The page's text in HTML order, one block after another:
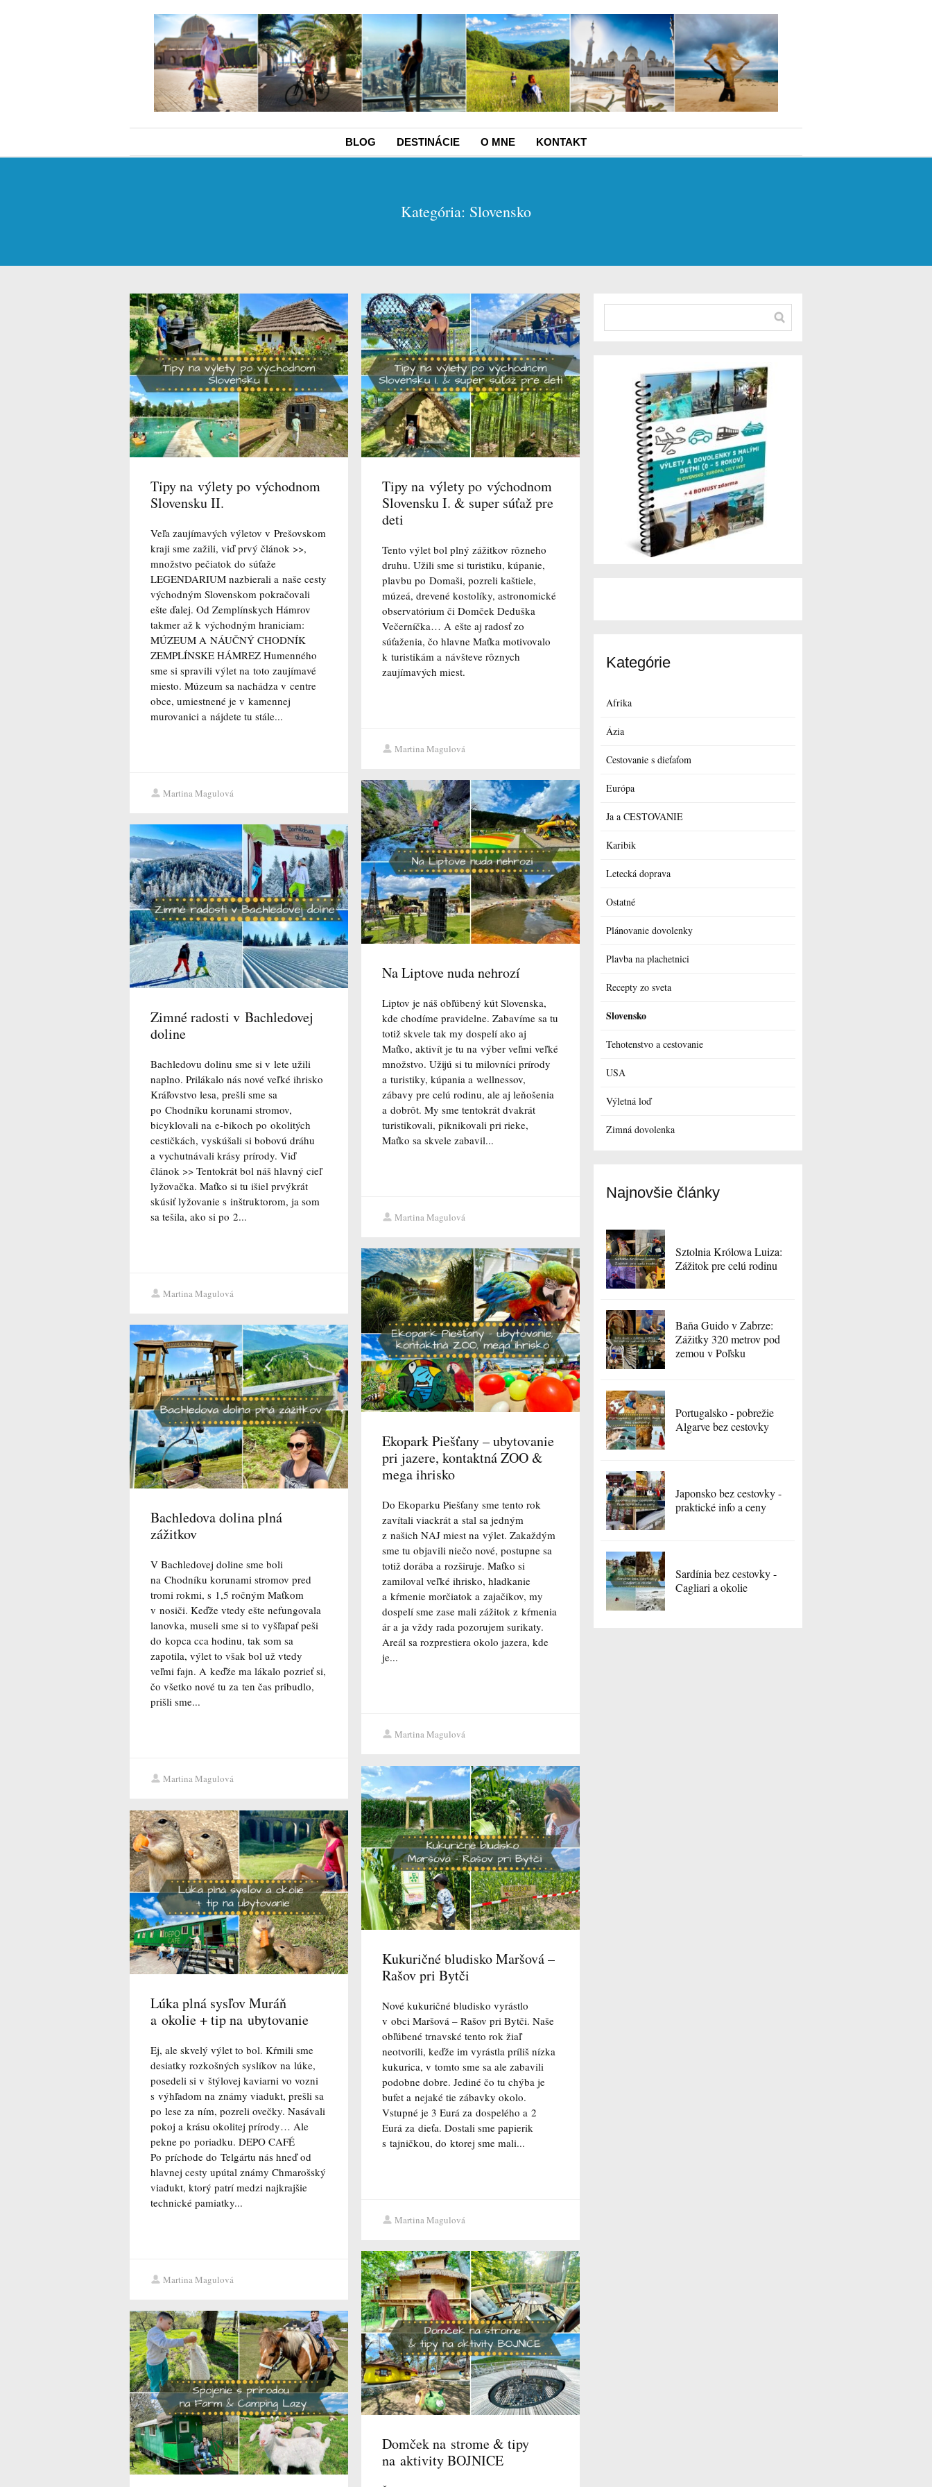
BLOG DESTINÁCIE O MNE KONTAKT
Kategória: Slovensko
Tipy na výlety po východnom
Slovensku II.
Veľa zaujímavých výletov v Prešovskom
kraji sme zažili, viď prvý článok >>,
množstvo pečiatok do súťaže
LEGENDARIUM nazbierali a naše cesty
východným Slovenskom pokračovali
ešte ďalej. Od Zemplínskych Hámrov
takmer až k východným hraniciam:
MÚZEUM A NÁUČNÝ CHODNÍK
ZEMPLÍNSKE HÁMREZ Humenného
sme si spravili výlet na toto zaujímavé
miesto. Múzeum sa nachádza v centre
obce, umiestnené je v kamennej
murovanici a nájdete tu stále...
Martina Magulová
Tipy na výlety po východnom
Slovensku I. & super súťaž pre
deti
Tento výlet bol plný zážitkov rôzneho
druhu. Užili sme si turistiku, kúpanie,
plavbu po Domaši, pozreli kaštiele,
múzeá, drevené kostolíky, astronomické
observatórium či Domček Deduška
Večerníčka… A ešte aj radosť zo
súťaženia, čo hlavne Maťka motivovalo
k turistikám a návšteve rôznych
zaujímavých miest.
Martina Magulová
Na Liptove nuda nehrozí
Liptov je náš obľúbený kút Slovenska,
kde chodíme pravidelne. Zabavíme sa tu
totiž skvele tak my dospelí ako aj
Maťko, aktivít je tu na výber veľmi veľké
množstvo. Užijú si tu milovníci prírody
a turistiky, kúpania a wellnessov,
zábavy pre celú rodinu, ale aj leňošenia
a dobrôt. My sme tentokrát dvakrát
turistikovali, piknikovali pri rieke,
Maťko sa skvele zabavil...
Martina Magulová
Zimné radosti v Bachledovej
doline
Bachledovu dolinu sme si v lete užili
naplno. Prilákalo nás nové veľké ihrisko
Kráľovstvo lesa, prešli sme sa
po Chodníku korunami stromov,
bicyklovali na e-bikoch po okolitých
cestičkách, vyskúšali si bobovú dráhu
a vychutnávali krásy prírody. Viď
článok >> Tentokrát bol náš hlavný cieľ
lyžovačka. Maťko si tu išiel prvýkrát
skúsiť lyžovanie s inštruktorom, ja som
sa tešila, ako si po 2...
Martina Magulová
Ekopark Piešťany – ubytovanie
pri jazere, kontaktná ZOO &
mega ihrisko
Do Ekoparku Piešťany sme tento rok
zavítali viackrát a stal sa jedným
z našich NAJ miest na výlet. Zakaždým
sme tu objavili niečo nové, postupne sa
totiž dorába a rozširuje. Maťko si
zamiloval veľké ihrisko, hladkanie
a kŕmenie morčiatok a zajačikov, my
dospelí sme zase mali zážitok z kŕmenia
ár a ja vždy rada pozorujem surikaty.
Areál sa rozprestiera okolo jazera, kde
je...
Martina Magulová
Bachledova dolina plná
zážitkov
V Bachledovej doline sme boli
na Chodníku korunami stromov pred
tromi rokmi, s 1,5 ročným Maťkom
v nosiči. Keďže vtedy ešte nefungovala
lanovka, museli sme si to vyšľapať peši
do kopca cca hodinu, tak som sa
zapotila, výlet to však bol už vtedy
veľmi fajn. A keďže ma lákalo pozrieť si,
čo všetko nové tu za ten čas pribudlo,
prišli sme...
Martina Magulová
Kukuričné bludisko Maršová –
Rašov pri Bytči
Nové kukuričné bludisko vyrástlo
v obci Maršová – Rašov pri Bytči. Naše
obľúbené trnavské tento rok žiaľ
neotvorili, keďže im vyrástla príliš nízka
kukurica, v tomto sme sa ale zabavili
podobne dobre. Jediné čo tu chýba je
bufet a nejaké tie zábavky okolo.
Vstupné je 3 Eurá za dospelého a 2
Eurá za dieťa. Dostali sme papierik
s tajničkou, do ktorej sme mali...
Martina Magulová
Lúka plná sysľov Muráň
a okolie + tip na ubytovanie
Ej, ale skvelý výlet to bol. Kŕmili sme
desiatky rozkošných syslíkov na lúke,
posedeli si v štýlovej kaviarni vo vozni
s výhľadom na známy viadukt, prešli sa
po lese za ním, pozreli ovečky. Nasávali
pokoj a krásu okolitej prírody… Ale
pekne po poriadku. DEPO CAFÉ
Po príchode do Telgártu nás hneď od
hlavnej cesty upútal známy Chmarošský
viadukt, ktorý patrí medzi najkrajšie
technické pamiatky...
Martina Magulová
Domček na strome & tipy
na aktivity BOJNICE
Kategórie
Afrika
Ázia
Cestovanie s dieťaťom
Európa
Ja a CESTOVANIE
Karibik
Letecká doprava
Ostatné
Plánovanie dovolenky
Plavba na plachetnici
Recepty zo sveta
Slovensko
Tehotenstvo a cestovanie
USA
Výletná loď
Zimná dovolenka
Najnovšie články
Sztolnia Królowa Luiza:
Zážitok pre celú rodinu
Baňa Guido v Zabrze:
Zážitky 320 metrov pod
zemou v Poľsku
Portugalsko - pobrežie
Algarve bez cestovky
Japonsko bez cestovky -
praktické info a ceny
Sardínia bez cestovky -
Cagliari a okolie